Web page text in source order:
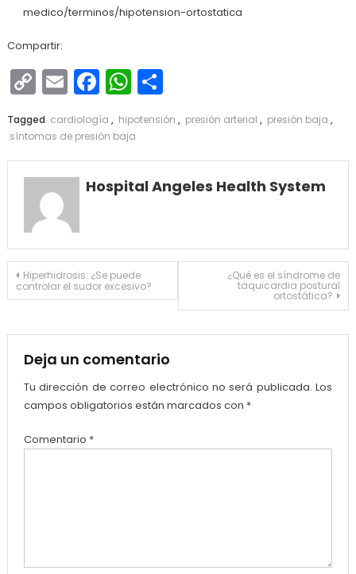
medico/terminos/hipotension-ortostatica
Compartir:
Copy
Link
EmailFacebook
WhatsApp
Compartir
Tagged cardiología , hipotensión , presión arterial , presión baja ,
síntomas de presión baja
Hospital Angeles Health System
Navegación
de
Hiperhidrosis: ¿Se puede
controlar el sudor excesivo?
¿Qué es el síndrome de
taquicardia postural
ortostática?
Deja un comentario
Tu dirección de correo electrónico no será publicada. Los
campos obligatorios están marcados con *
Comentario *